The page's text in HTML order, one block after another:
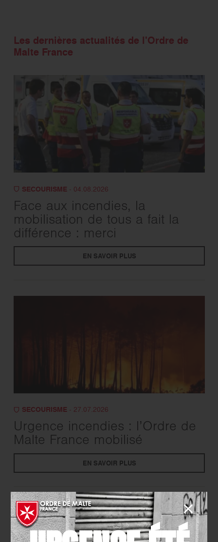
Les dernières actualités de l'Ordre de
Malte France
SECOURISME- 04.08.2026
Face aux incendies, la
mobilisation de tous a fait la
différence : merci
EN SAVOIR PLUS
SECOURISME- 27.07.2026
Urgence incendies : l’Ordre de
Malte France mobilisé
EN SAVOIR PLUS